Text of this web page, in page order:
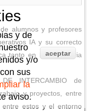
alumnos y profesores
IA y su correcto
tanto en la vida diaria
INTERCAMBIO de
y proyectos, entre
entre estos y el entorno
y de
y/o
sus
la
aviso.
aceptar